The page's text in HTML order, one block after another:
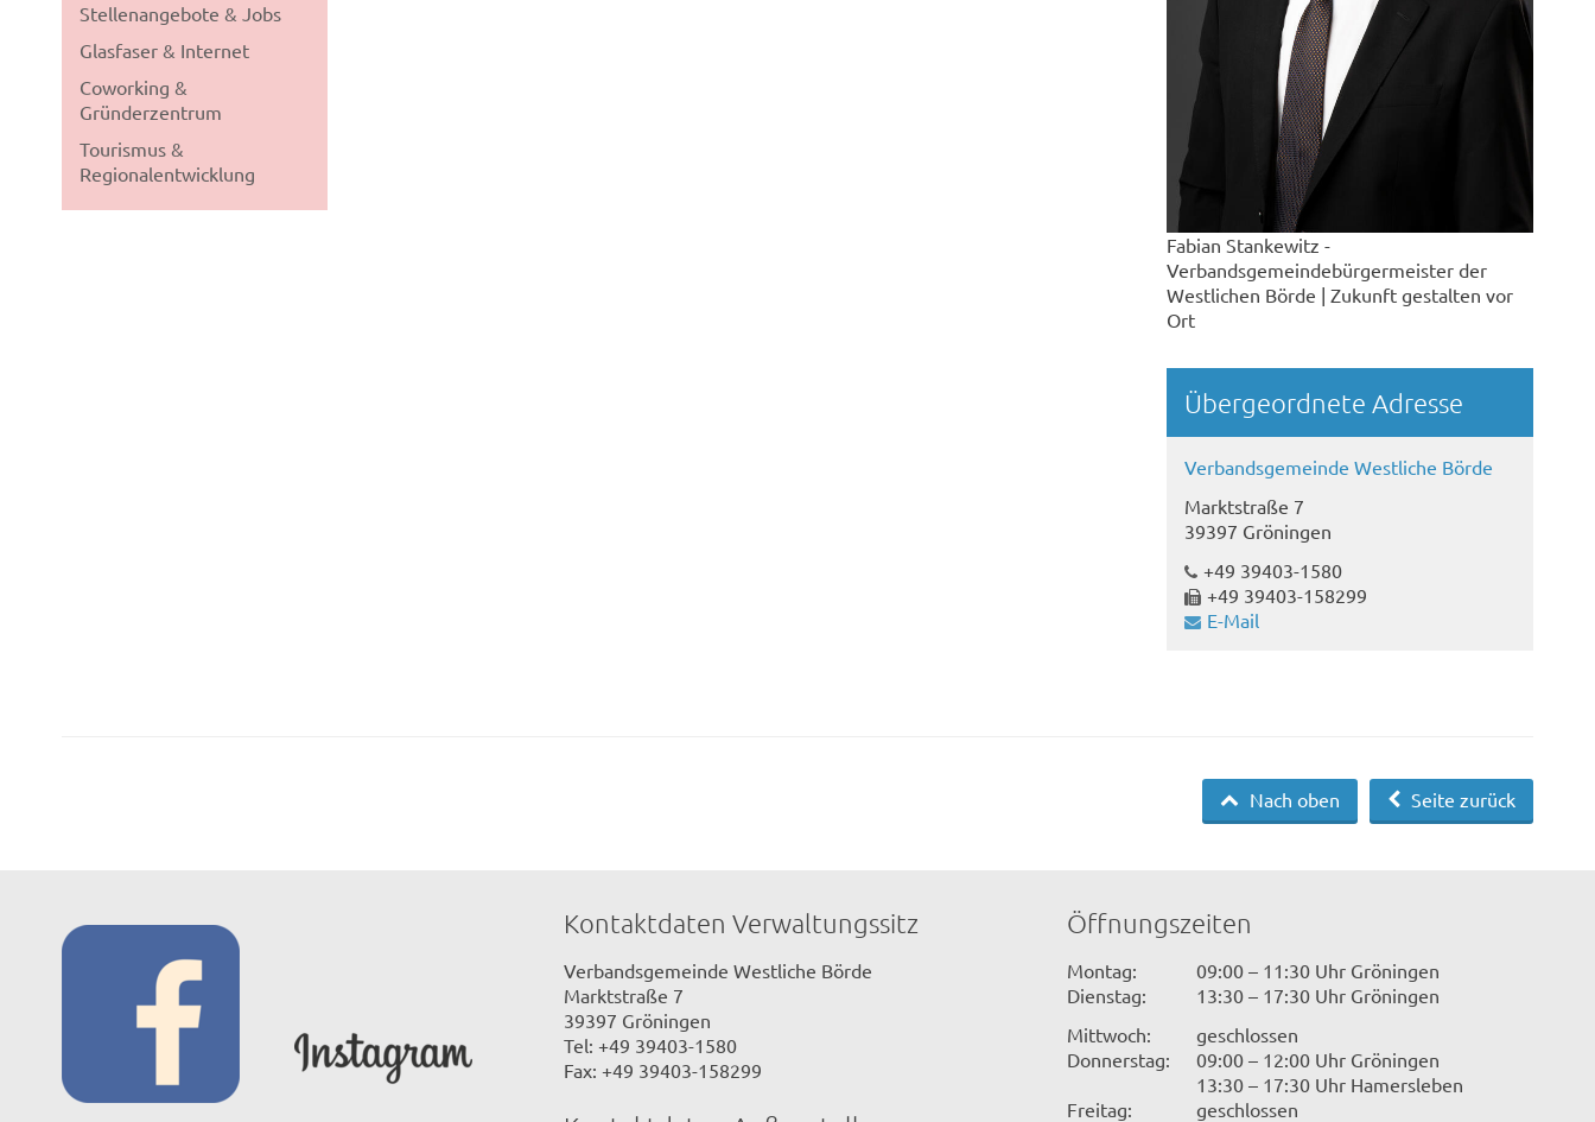
Stellenangebote & Jobs
Glasfaser & Internet
Coworking &
Gründerzentrum
Tourismus &
Regionalentwicklung
Fabian Stankewitz -
Verbandsgemeindebürgermeister der
Westlichen Börde | Zukunft gestalten vor
Ort
Übergeordnete Adresse
Verbandsgemeinde Westliche Börde
Marktstraße 7
39397 Gröningen
+49 39403-1580
+49 39403-158299
E-Mail
Seite zurück
Nach oben
Kontaktdaten Verwaltungssitz
Verbandsgemeinde Westliche Börde
Marktstraße 7
39397 Gröningen
Tel: +49 39403-1580
Fax: +49 39403-158299
Öffnungszeiten
Montag:
09:00 – 11:30 Uhr Gröningen
Dienstag:
13:30 – 17:30 Uhr Gröningen
Mittwoch:
geschlossen
Donnerstag:
09:00 – 12:00 Uhr Gröningen
13:30 – 17:30 Uhr Hamersleben
Freitag:
geschlossen